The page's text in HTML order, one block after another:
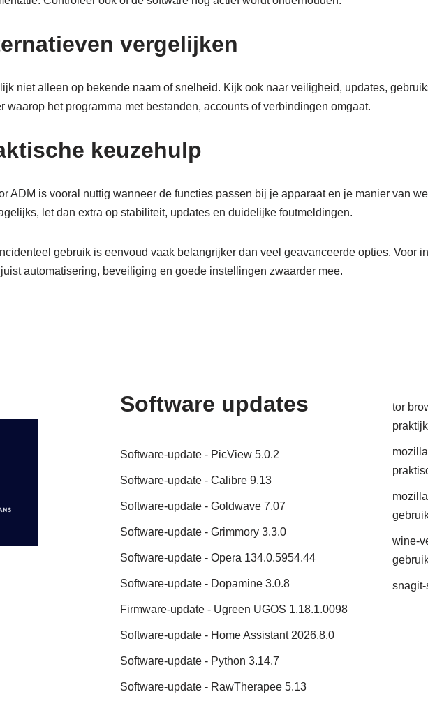
vergelijken
niet alleen op bekende naam of snelheid. Kijk ook naar veiligheid, updates,
waarop het programma met bestanden, accounts of verbindingen omgaat.
keuzehulp
ADM is vooral nuttig wanneer de functies passen bij je apparaat en je manier van
let dan extra op stabiliteit, updates en duidelijke foutmeldingen.
gebruik is eenvoud vaak belangrijker dan veel geavanceerde opties. Voor
automatisering, beveiliging en goede instellingen zwaarder mee.
Software updates
Software-update - PicView 5.0.2
Software-update - Calibre 9.13
Software-update - Goldwave 7.07
Software-update - Grimmory 3.3.0
Software-update - Opera 134.0.5954.44
Software-update - Dopamine 3.0.8
Firmware-update - Ugreen UGOS 1.18.1.0098
Software-update - Home Assistant 2026.8.0
Software-update - Python 3.14.7
Software-update - RawTherapee 5.13
tor
praktijk
wine-